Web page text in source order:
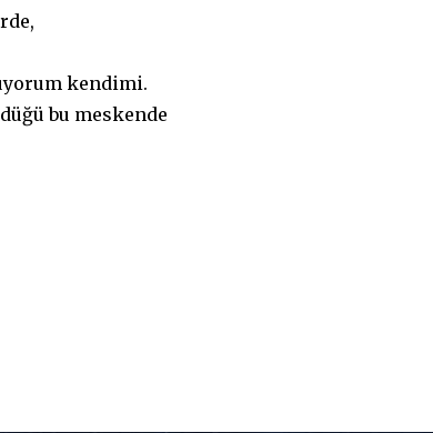
kendimi.
bu meskende